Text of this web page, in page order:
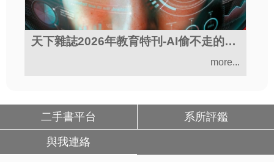
天下雜誌2026年教育特刊-AI偷不走的學習力
more...
二手書平台 系所評鑑
與我連絡